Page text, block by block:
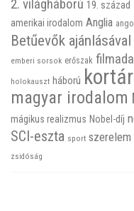
2. világháború 19. század
amerikai irodalom Anglia
Betűevők ajánlásával
emberi sorsok erőszak
holokauszt háború
magyar irodalom
mágikus realizmus Nobel-díj
SCI-eszta sport szerelem
zsidóság